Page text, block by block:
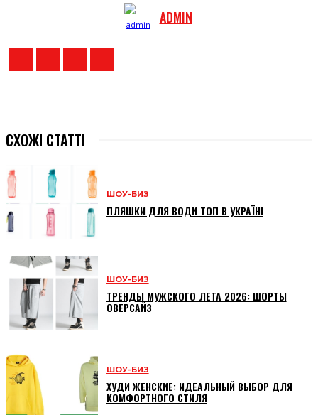
ADMIN
СХОЖІ СТАТТІ
ШОУ-БИЗ
ПЛЯШКИ ДЛЯ ВОДИ ТОП В УКРАЇНІ
ШОУ-БИЗ
ТРЕНДЫ МУЖСКОГО ЛЕТА 2026: ШОРТЫ
ОВЕРСАЙЗ
ШОУ-БИЗ
ХУДИ ЖЕНСКИЕ: ИДЕАЛЬНЫЙ ВЫБОР ДЛЯ
КОМФОРТНОГО СТИЛЯ